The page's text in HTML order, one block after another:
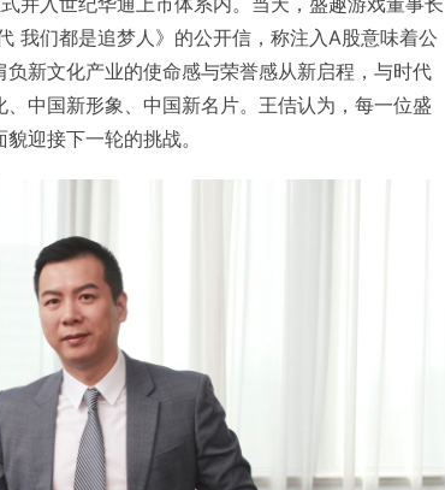
我们都是追梦人》的公开信，称注入A股意味着公
新文化产业的使命感与荣誉感从新启程，与时代
中国新形象、中国新名片。王佶认为，每一位盛
迎接下一轮的挑战。